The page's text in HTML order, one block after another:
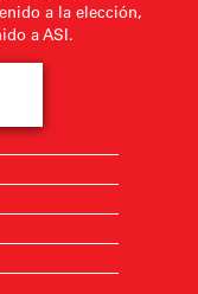
a la elección,
a ASI.